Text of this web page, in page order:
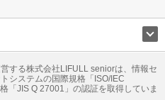
地方創生 ママの就労支援
品整理 老後の暮らし情報
する株式会社LIFULL seniorは、情報セ
システムの国際規格「ISO/IEC
「JIS Q 27001」の認証を取得していま